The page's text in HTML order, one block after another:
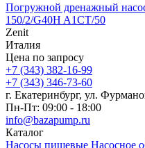
Погружной дренажный
150/2/G40H A1CT/50
Zenit
Италия
Цена по запросу
+7 (343) 382-16-99
+7 (343) 346-73-‬60
г. Екатеринбург, ул.
Пн-Пт: 09:00 - 18:00
info@bazapump.ru
Каталог
Насосы пищевые Насосное